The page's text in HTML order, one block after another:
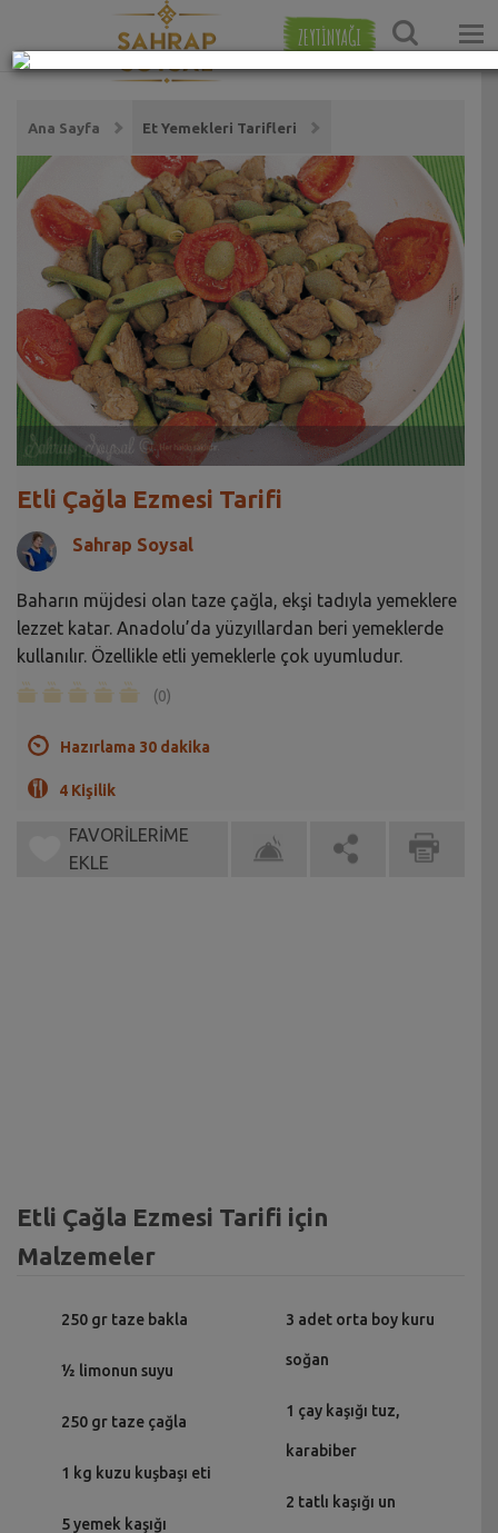
ZEYTİNYAĞI
Ana Sayfa Et Yemekleri Tarifleri
Etli Çağla Ezmesi Tarifi
Sahrap Soysal
Baharın müjdesi olan taze çağla, ekşi tadıyla yemeklere
lezzet katar. Anadolu’da yüzyıllardan beri yemeklerde
kullanılır. Özellikle etli yemeklerle çok uyumludur.
(0)
Hazırlama 30 dakika
4 Kişilik
FAVORİLERİME
EKLE
Etli Çağla Ezmesi Tarifi için
Malzemeler
250 gr taze bakla
½ limonun suyu
250 gr taze çağla
1 kg kuzu kuşbaşı eti
5 yemek kaşığı
3 adet orta boy kuru
soğan
1 çay kaşığı tuz,
karabiber
2 tatlı kaşığı un